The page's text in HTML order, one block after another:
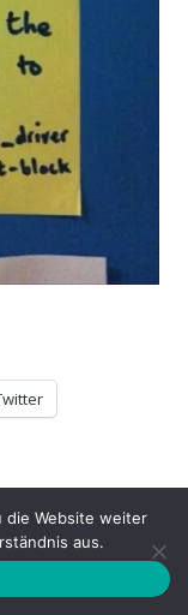
die Website weiter
aus.